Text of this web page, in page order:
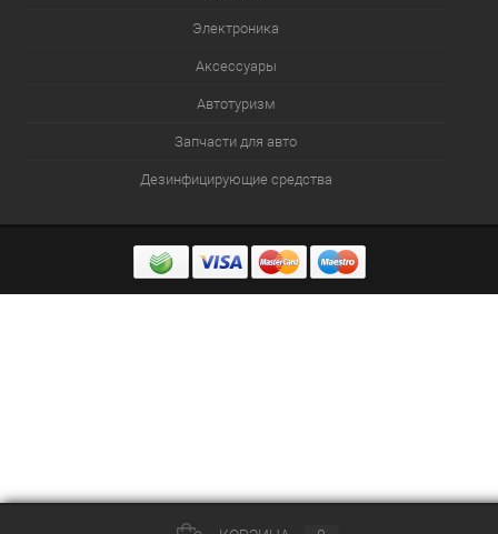
Электроника
Аксессуары
Автотуризм
Запчасти для авто
Дезинфицирующие средства